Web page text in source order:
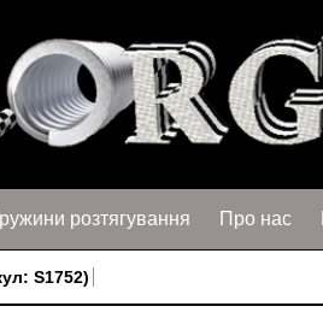
розтягування Про нас
S1752)